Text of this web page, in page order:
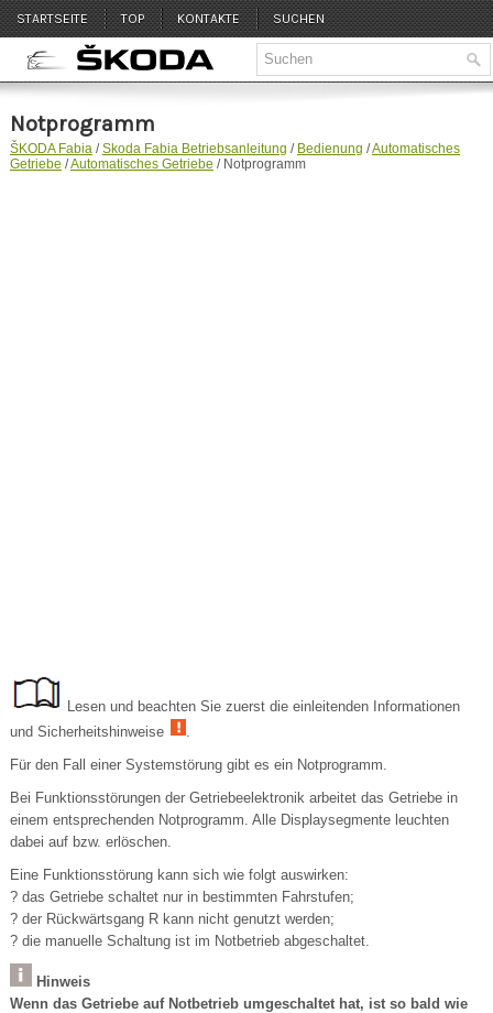
STARTSEITE TOP KONTAKTE SUCHEN
Notprogramm
ŠKODA Fabia/Skoda Fabia Betriebsanleitung / Bedienung /Automatisches
Getriebe /Automatisches Getriebe / Notprogramm
Lesen und beachten Sie zuerst die einleitenden Informationen
und Sicherheitshinweise
.
Für den Fall einer Systemstörung gibt es ein Notprogramm.
Bei Funktionsstörungen der Getriebeelektronik arbeitet das Getriebe in
einem entsprechenden Notprogramm. Alle Displaysegmente leuchten
dabei auf bzw. erlöschen.
Eine Funktionsstörung kann sich wie folgt auswirken:
? das Getriebe schaltet nur in bestimmten Fahrstufen;
? der Rückwärtsgang R kann nicht genutzt werden;
? die manuelle Schaltung ist im Notbetrieb abgeschaltet.
Hinweis
Wenn das Getriebe auf Notbetrieb umgeschaltet hat, ist so bald wie